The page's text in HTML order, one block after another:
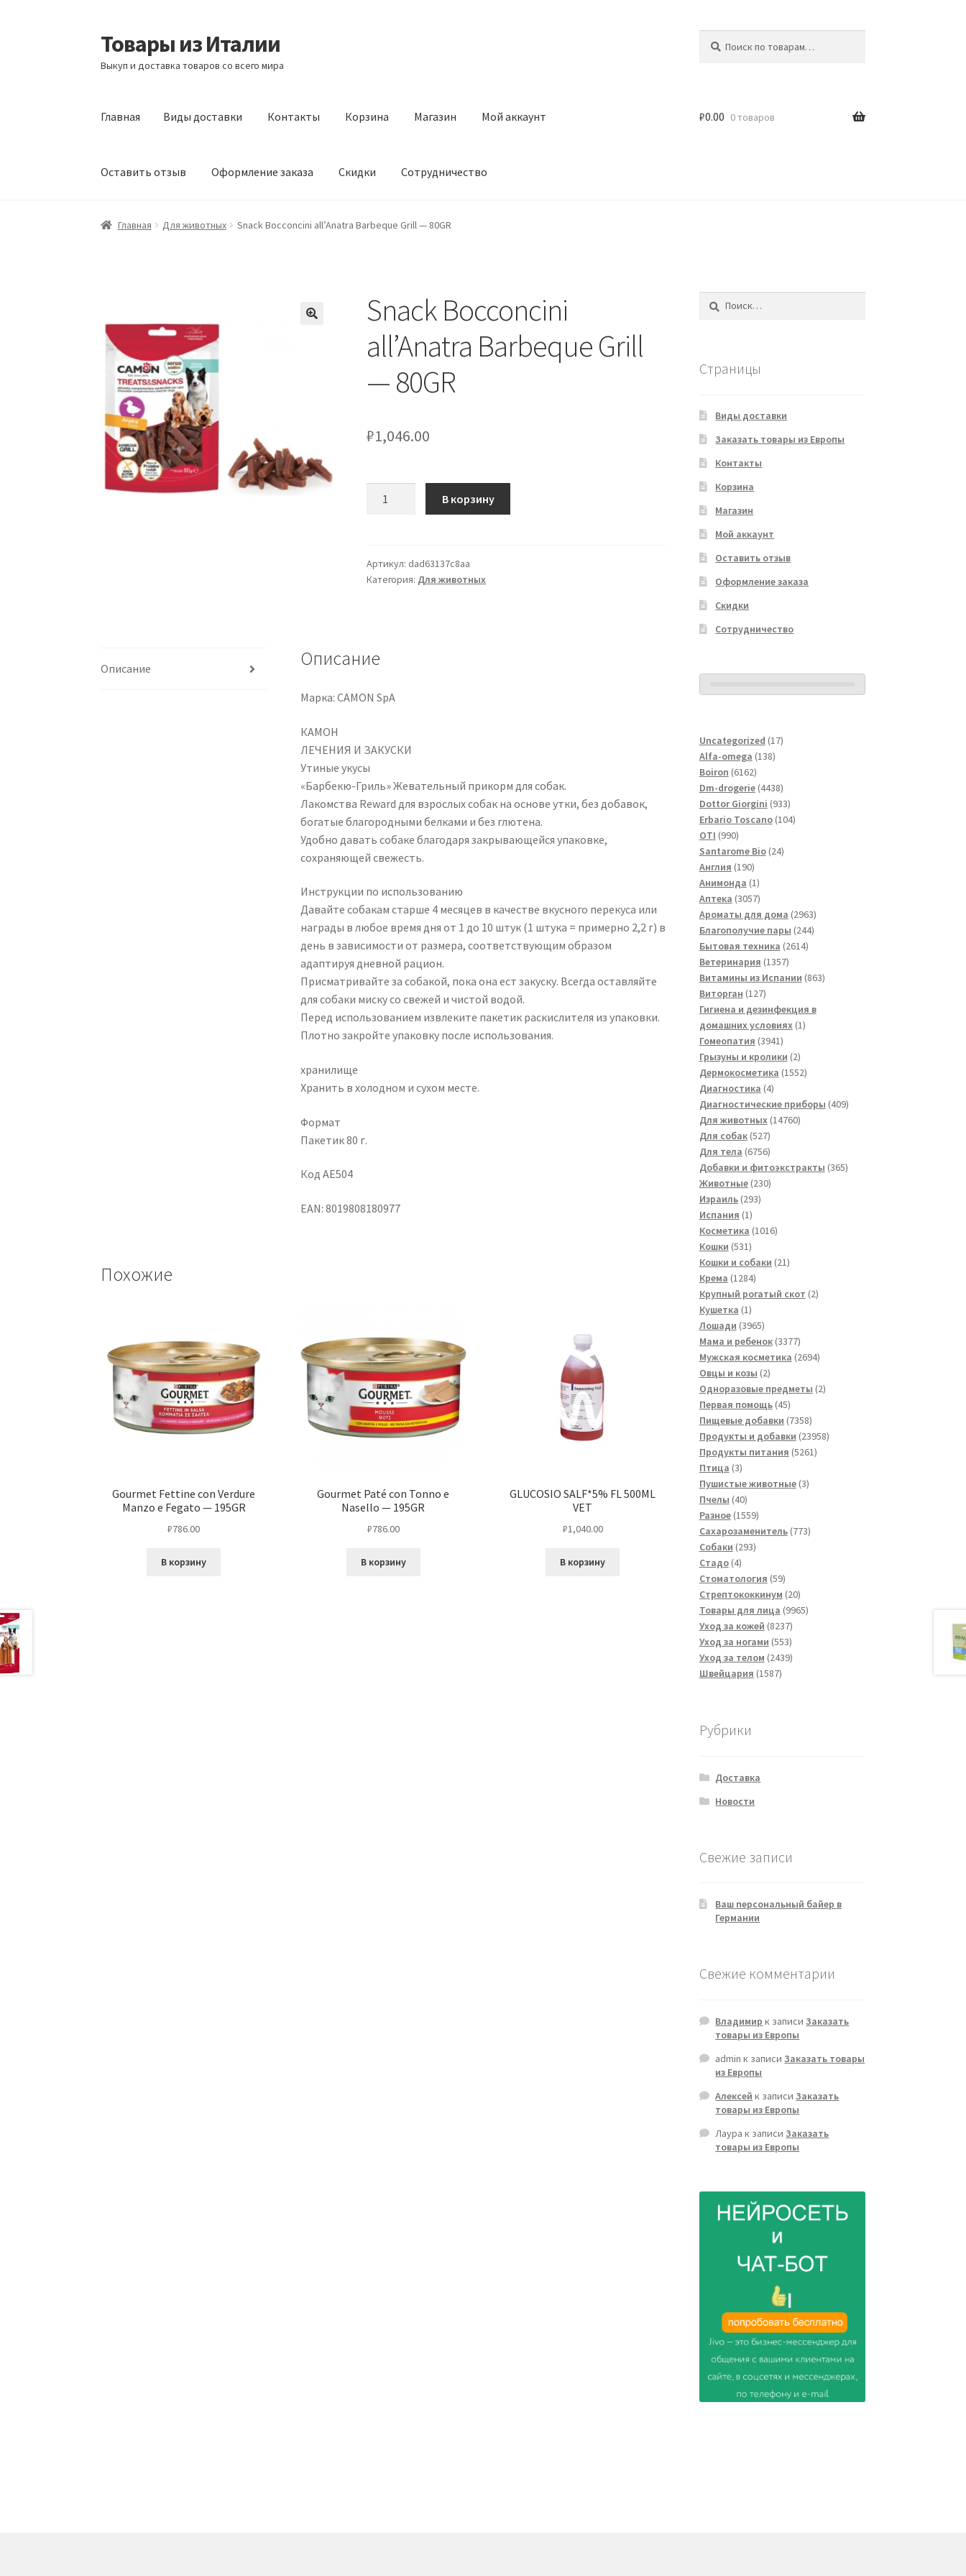
Перейти
к
навигации
Перейти
к
содержимому
Товары из Италии
Выкуп и доставка товаров со всего мира
Главная Виды доставки Контакты Корзина Магазин Мой аккаунт
Оставить отзыв Оформление заказа Скидки Сотрудничество
Главная Виды доставки Контакты КорзинаМагазин Мой аккаунт Оставить отзыв
₽0.00 0 товаров
Главная Для животных Snack Bocconcini all’Anatra Barbeque Grill — 80GR
Snack Bocconcini
all’Anatra Barbeque Grill
— 80GR
₽1,046.00
all'Anatra
Barbeque
В корзину
Артикул: dad63137c8aa
Категория: Для животных
Описание Описание
Марка: CAMON SpA
КАМОН
ЛЕЧЕНИЯ И ЗАКУСКИ
Утиные укусы
«Барбекю-Гриль» Жевательный прикорм для собак.
Лакомства Reward для взрослых собак на основе утки, без добавок,
богатые благородными белками и без глютена.
Удобно давать собаке благодаря закрывающейся упаковке,
сохраняющей свежесть.
Инструкции по использованию
Давайте собакам старше 4 месяцев в качестве вкусного перекуса или
награды в любое время дня от 1 до 10 штук (1 штука = примерно 2,2 г) в
день в зависимости от размера, соответствующим образом
адаптируя дневной рацион.
Присматривайте за собакой, пока она ест закуску. Всегда оставляйте
для собаки миску со свежей и чистой водой.
Перед использованием извлеките пакетик раскислителя из упаковки.
Плотно закройте упаковку после использования.
хранилище
Хранить в холодном и сухом месте.
Формат
Пакетик 80 г.
Код АЕ504
EAN: 8019808180977
Похожие
Gourmet Fettine con Verdure
Manzo e Fegato — 195GR
₽786.00
В корзину
Gourmet Paté con Tonno e
Nasello — 195GR
₽786.00
В корзину
GLUCOSIO SALF*5% FL 500ML
VET
₽1,040.00
В корзину
Страницы
Виды доставки
Заказать товары из Европы
Контакты
Корзина
Магазин
Мой аккаунт
Оставить отзыв
Оформление заказа
Скидки
Сотрудничество
Uncategorized 1717
Alfa-omega 138138
Boiron 61626162
товара
Dm-drogerie 44384438
товаров
Dottor Giorgini 933933
товара
Erbario Toscano 104104
OTI 990990
товаров
Santarome Bio 2424
Англия 190190
товаров
Анимонда 11
товар
Аптека 30573057
товаров
Ароматы для дома 29632963
товара
Благополучие пары 244244
Бытовая техника 26142614
Ветеринария 13571357
товаров
Витамины из Испании 863863
Виторган 127127
товаров
Гигиена и дезинфекция в
домашних условиях 11
Гомеопатия 39413941
товар
Грызуны и кролики 22
товара
Дермокосметика 15521552
Диагностика 44
товара
Диагностические приборы 409409
Для животных 1476014760
Для собак 527527
товаров
Для тела 67566756
товаров
Добавки и фитоэкстракты 365365
Животные 230230
Израиль 293293
Испания 11
товар
Косметика 10161016
Кошки 531531
товар
Кошки и собаки 2121
Крема 12841284
товара
Крупный рогатый скот 22
Кушетка 11
товар
Лошади 39653965
товаров
Мама и ребенок 33773377
товаров
Мужская косметика 26942694
Овцы и козы 22
товара
Одноразовые предметы 22
Первая помощь 4545
товаров
Пищевые добавки 73587358
товаров
Продукты и добавки 2395823958
Продукты питания 52615261
Птица 33
товара
Пушистые животные 33
Пчелы 4040
товаров
Разное 15591559
товаров
Сахарозаменитель 773773
Собаки 293293
Стадо 44
товара
Стоматология 5959
товаров
Стрептококкинум 2020
товаров
Товары для лица 99659965
Уход за кожей 82378237
товаров
Уход за ногами 553553
товара
Уход за телом 24392439
Швейцария 15871587
Рубрики
Доставка
Новости
Свежие записи
Ваш персональный байер в
Германии
Свежие комментарии
Владимир к записиЗаказать
товары из Европы
admin к записиЗаказать товары
из Европы
Алексей к записиЗаказать
товары из Европы
Лаура к записиЗаказать
товары из Европы